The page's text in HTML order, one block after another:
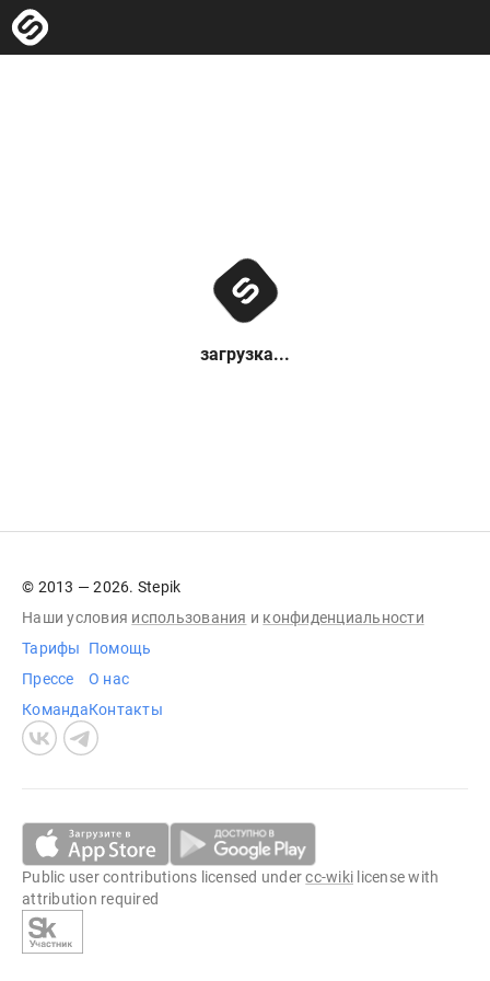
загрузка...
© 2013 — 2026. Stepik
Наши условия использования и конфиденциальности
Тарифы
Прессе
Команда
Помощь
О нас
Контакты
Public user contributions licensed undercc-wiki license with
attribution required